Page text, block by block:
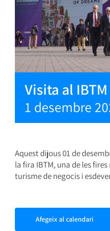
Visita al
1 desembre
Aquest dijous 01 de
la fira IBTM, una de les
turisme de negocis i
Afegeix al calendari